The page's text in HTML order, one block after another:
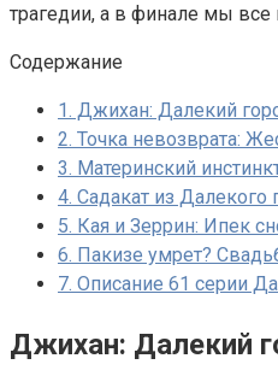
трагедии, а в финале мы
Содержание
1. Джихан: Далекий
2. Точка невозврата:
3. Материнский
4. Садакат из
5. Кая и Зеррин: Ипек
6. Пакизе умрет?
7. Описание 61 серии
Джихан: Далекий